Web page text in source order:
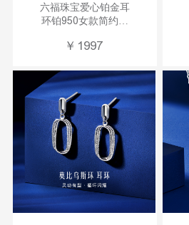
六福珠宝爱心铂金耳
环铂950女款简约耳
L04TBPE0008
￥ 1997